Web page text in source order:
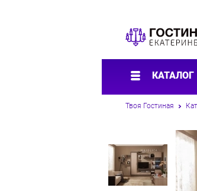
КАТАЛОГ
Твоя Гостиная